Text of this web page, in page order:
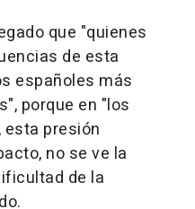
que "quienes
de esta
españoles más
porque en "los
presión
no se ve la
de la